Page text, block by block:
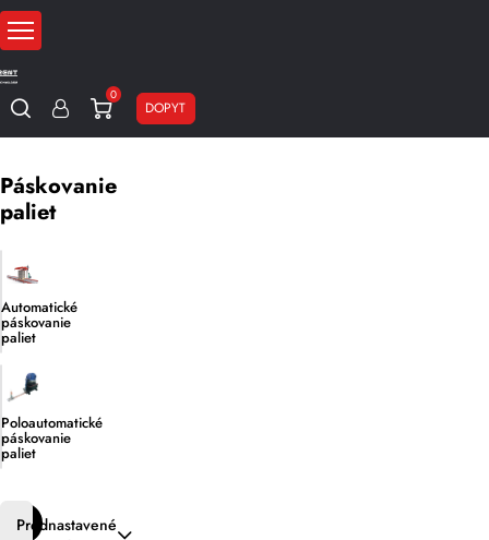
0
DOPYT
Páskovanie
paliet
Automatické
páskovanie
paliet
Poloautomatické
páskovanie
paliet
1
Prednastavené